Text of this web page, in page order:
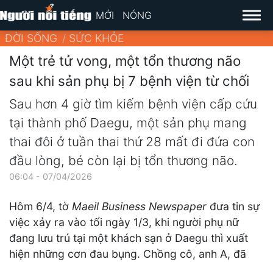
MỚI NÓNG
ĐỜI SỐNG SỨC KHỎE
Một trẻ tử vong, một tổn thương não
sau khi sản phụ bị 7 bệnh viện từ chối
Sau hơn 4 giờ tìm kiếm bệnh viện cấp cứu
tại thành phố Daegu, một sản phụ mang
thai đôi ở tuần thai thứ 28 mất đi đứa con
đầu lòng, bé còn lại bị tổn thương não.
06:04 - 07/04/2026
Hôm 6/4, tờ Maeil Business Newspaper đưa tin sự
việc xảy ra vào tối ngày 1/3, khi người phụ nữ
đang lưu trú tại một khách sạn ở Daegu thì xuất
hiện những cơn đau bụng. Chồng cô, anh A, đã